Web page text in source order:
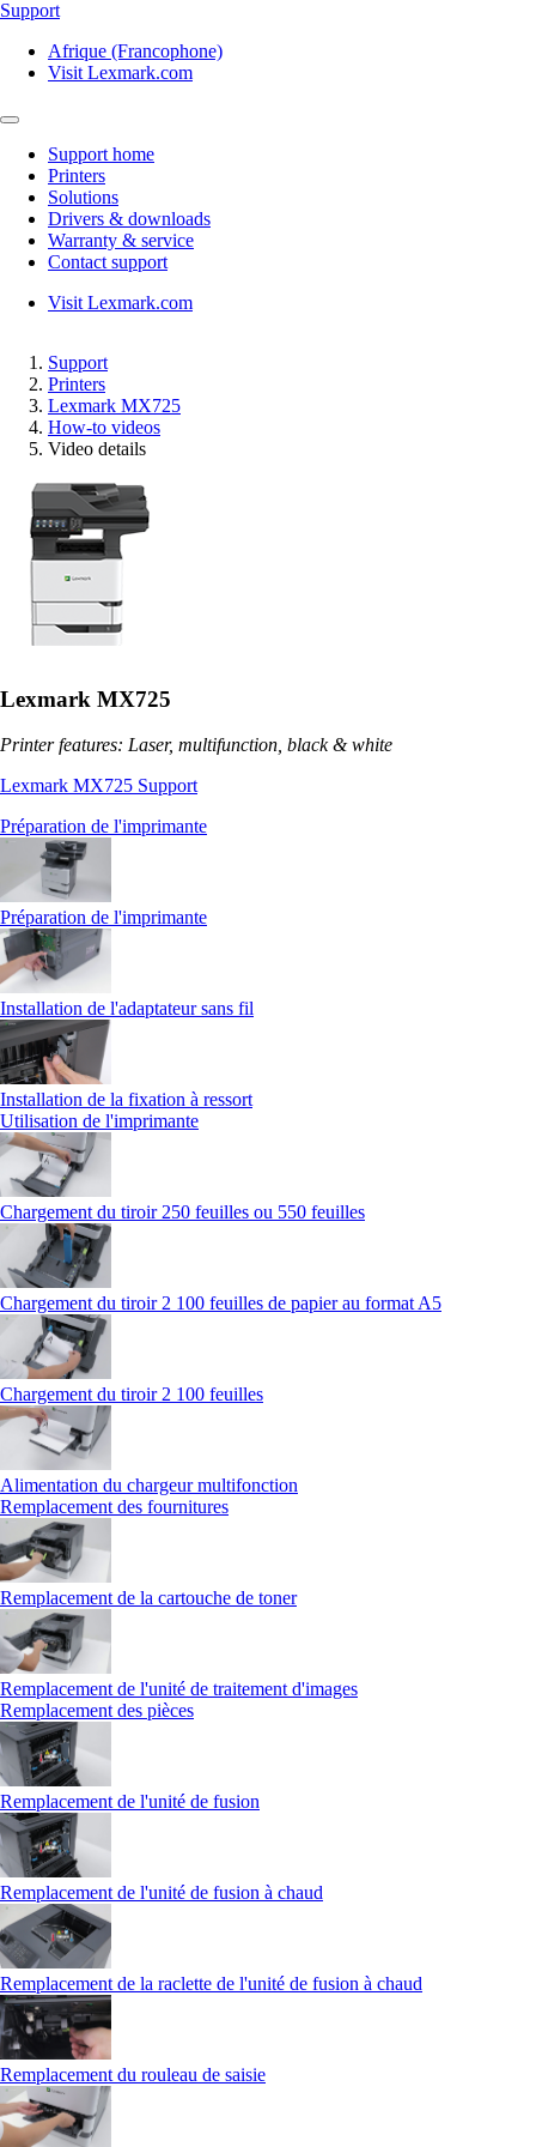
Support
Afrique (Francophone)
Visit Lexmark.com
Support home
Printers
Solutions
Drivers & downloads
Warranty & service
Contact support
Visit Lexmark.com
Support
Printers
Lexmark MX725
How-to videos
Video details
Lexmark MX725
Printer features: Laser, multifunction, black & white
Lexmark MX725 Support
Préparation de l'imprimante
Préparation de l'imprimante
Installation de l'adaptateur sans fil
Installation de la fixation à ressort
Utilisation de l'imprimante
Chargement du tiroir 250 feuilles ou 550 feuilles
Chargement du tiroir 2 100 feuilles de papier au format A5
Chargement du tiroir 2 100 feuilles
Alimentation du chargeur multifonction
Remplacement des fournitures
Remplacement de la cartouche de toner
Remplacement de l'unité de traitement d'images
Remplacement des pièces
Remplacement de l'unité de fusion
Remplacement de l'unité de fusion à chaud
Remplacement de la raclette de l'unité de fusion à chaud
Remplacement du rouleau de saisie